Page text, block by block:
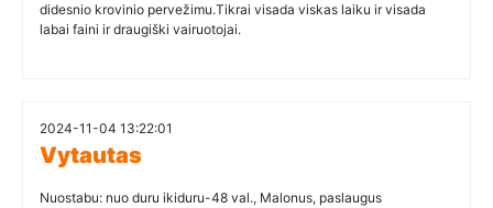
didesnio krovinio pervežimu.Tikrai visada viskas laiku ir visada
labai faini ir draugiški vairuotojai.
2024-11-04 13:22:01
Vytautas
Nuostabu: nuo duru ikiduru-48 val., Malonus, paslaugus